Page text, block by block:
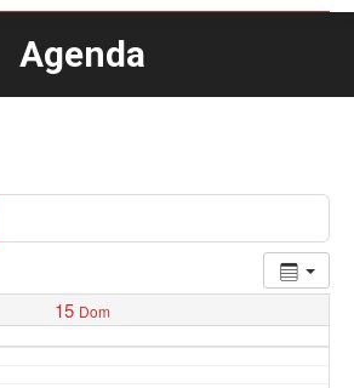
Agenda
Estás aquí:
15 Dom